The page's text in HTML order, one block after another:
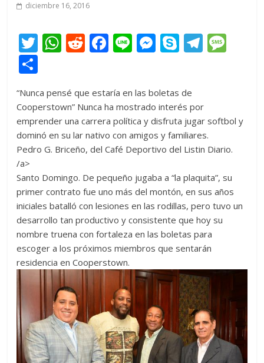
diciembre 16, 2016
T
er
W
s
A
p
p
R
di
t
F
b
o
o
k
Li M
e
n
g
er
S
p
e
T
gr
a
m
g
m
p
ar
ti
r
“Nunca pensé que estaría en las boletas de
Cooperstown” Nunca ha mostrado interés por
emprender una carrera política y disfruta jugar softbol y
dominó en su lar nativo con amigos y familiares.
Pedro G. Briceño, del Café Deportivo del Listin Diario.
/a>
Santo Domingo. De pequeño jugaba a “la plaquita”, su
primer contrato fue uno más del montón, en sus años
iniciales batalló con lesiones en las rodillas, pero tuvo un
desarrollo tan productivo y consistente que hoy su
nombre truena con fortaleza en las boletas para
escoger a los próximos miembros que sentarán
residencia en Cooperstown.